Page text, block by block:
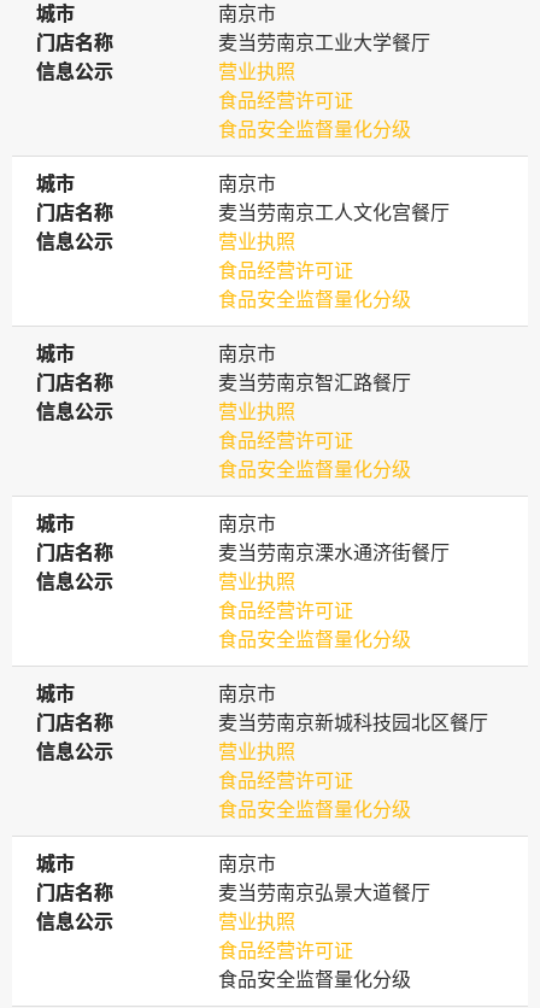
城市
城市
南京市
门店名称
门店名称
麦当劳南京工业大学餐厅
信息公示
信息公示
营业执照
食品经营许可证
食品安全监督量化分级
城市
城市
南京市
门店名称
门店名称
麦当劳南京工人文化宫餐厅
信息公示
信息公示
营业执照
食品经营许可证
食品安全监督量化分级
城市
城市
南京市
门店名称
门店名称
麦当劳南京智汇路餐厅
信息公示
信息公示
营业执照
食品经营许可证
食品安全监督量化分级
城市
城市
南京市
门店名称
门店名称
麦当劳南京溧水通济街餐厅
信息公示
信息公示
营业执照
食品经营许可证
食品安全监督量化分级
城市
城市
南京市
门店名称
门店名称
麦当劳南京新城科技园北区餐厅
信息公示
信息公示
营业执照
食品经营许可证
食品安全监督量化分级
城市
城市
南京市
门店名称
门店名称
麦当劳南京弘景大道餐厅
信息公示
信息公示
营业执照
食品经营许可证
食品安全监督量化分级